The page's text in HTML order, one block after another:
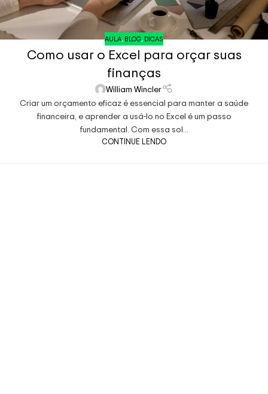
AULA,BLOG,DICAS
Como usar o Excel para orçar suas
finanças
William Wincler
Criar um orçamento eficaz é essencial para manter a saúde
financeira, e aprender a usá-lo no Excel é um passo
fundamental. Com essa sol...
CONTINUE LENDO